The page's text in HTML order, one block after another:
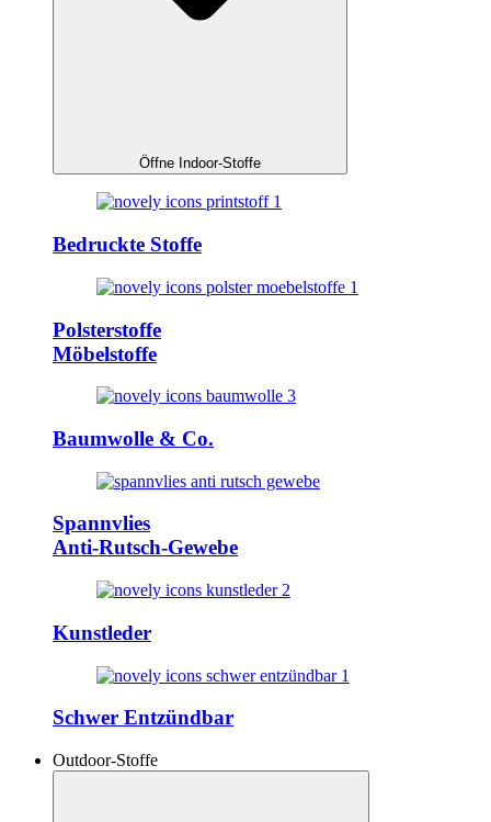
Öffne Indoor-Stoffe
Bedruckte Stoffe
Polsterstoffe
Möbelstoffe
Baumwolle & Co.
Spannvlies
Anti-Rutsch-Gewebe
Kunstleder
Schwer Entzündbar
Outdoor-Stoffe